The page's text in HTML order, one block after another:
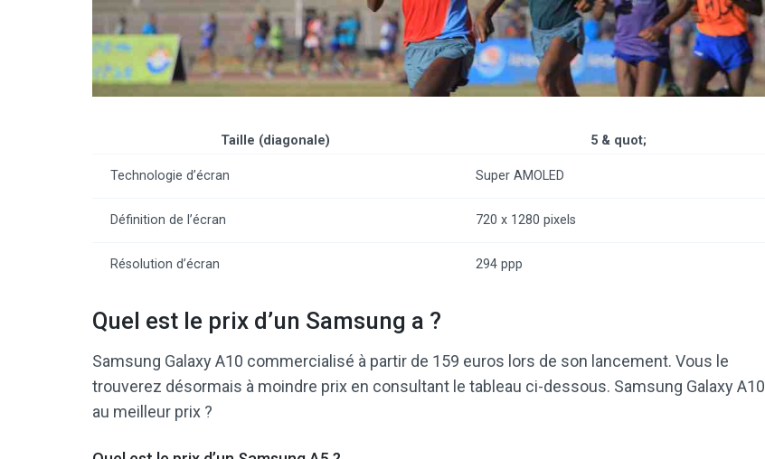
Taille (diagonale) 5 & ​​quot;
Technologie d’écran Super AMOLED
Définition de l’écran 720 x 1280 pixels
Résolution d’écran 294 ppp
Quel est le prix d’un Samsung a ?
Samsung Galaxy A10 commercialisé à partir de 159 euros lors de son lancement. Vous le
trouverez désormais à moindre prix en consultant le tableau ci-dessous. Samsung Galaxy A10
au meilleur prix ?